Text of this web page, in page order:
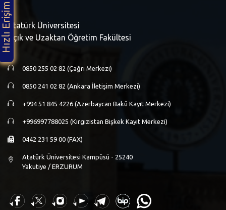
Atatürk Üniversitesi
Açık ve Uzaktan Öğretim Fakültesi
0850 255 02 82 (Çağrı Merkezi)
0850 241 02 82 (Ankara İletişim Merkezi)
+994 51 845 4226 (Azerbaycan Bakü Kayıt Merkezi)
+996997788025 (Kırgızistan Bişkek Kayıt Merkezi)
0442 231 59 00 (FAX)
Atatürk Üniversitesi Kampüsü - 25240
Yakutiye / ERZURUM
Hızlı Erişim